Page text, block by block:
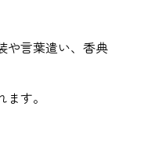
や言葉遣い、香典
す。